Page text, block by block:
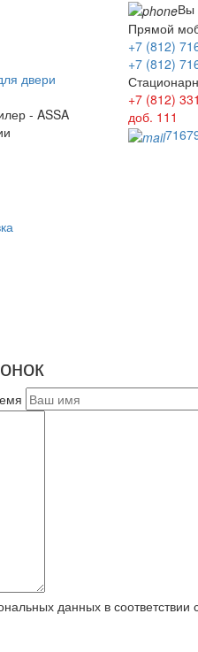
двери
- ASSA
Вы
Прямой
+7 (812)
+7 (812)
+7 (812)
доб. 111
данных в соответствии